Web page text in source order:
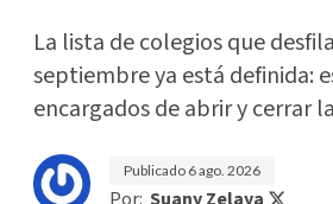
La lista de colegios que
septiembre ya está definida:
encargados de abrir y cerrar
Publicado 6 ago. 2026
Por: Suany Zelaya